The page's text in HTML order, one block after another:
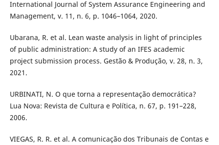
International Journal of System Assurance Engineering and
Management, v. 11, n. 6, p. 1046–1064, 2020.
Ubarana, R. et al. Lean waste analysis in light of principles
of public administration: A study of an IFES academic
project submission process. Gestão & Produção, v. 28, n. 3,
2021.
URBINATI, N. O que torna a representação democrática?
Lua Nova: Revista de Cultura e Política, n. 67, p. 191–228,
2006.
VIEGAS, R. R. et al. A comunicação dos Tribunais de Contas e